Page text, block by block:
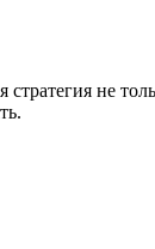
не